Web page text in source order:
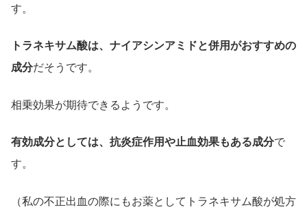
す。
トラネキサム酸は、ナイアシンアミドと併用がおすすめの
成分だそうです。
相乗効果が期待できるようです。
有効成分としては、抗炎症作用や止血効果もある成分で
す。
（私の不正出血の際にもお薬としてトラネキサム酸が処方